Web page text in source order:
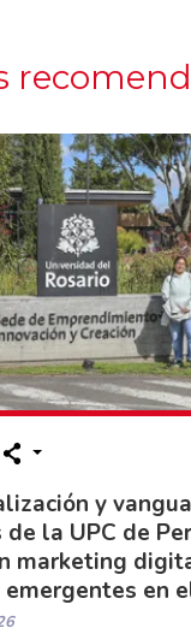
y
la UPC de
marketing
en